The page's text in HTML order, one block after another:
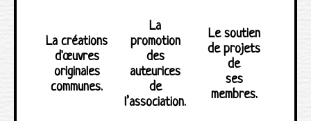
La créations
d'œuvres
originales
communes.
La
promotion
des
auteurices
de
l’association.
Le soutien
de projets
de
ses
membres.